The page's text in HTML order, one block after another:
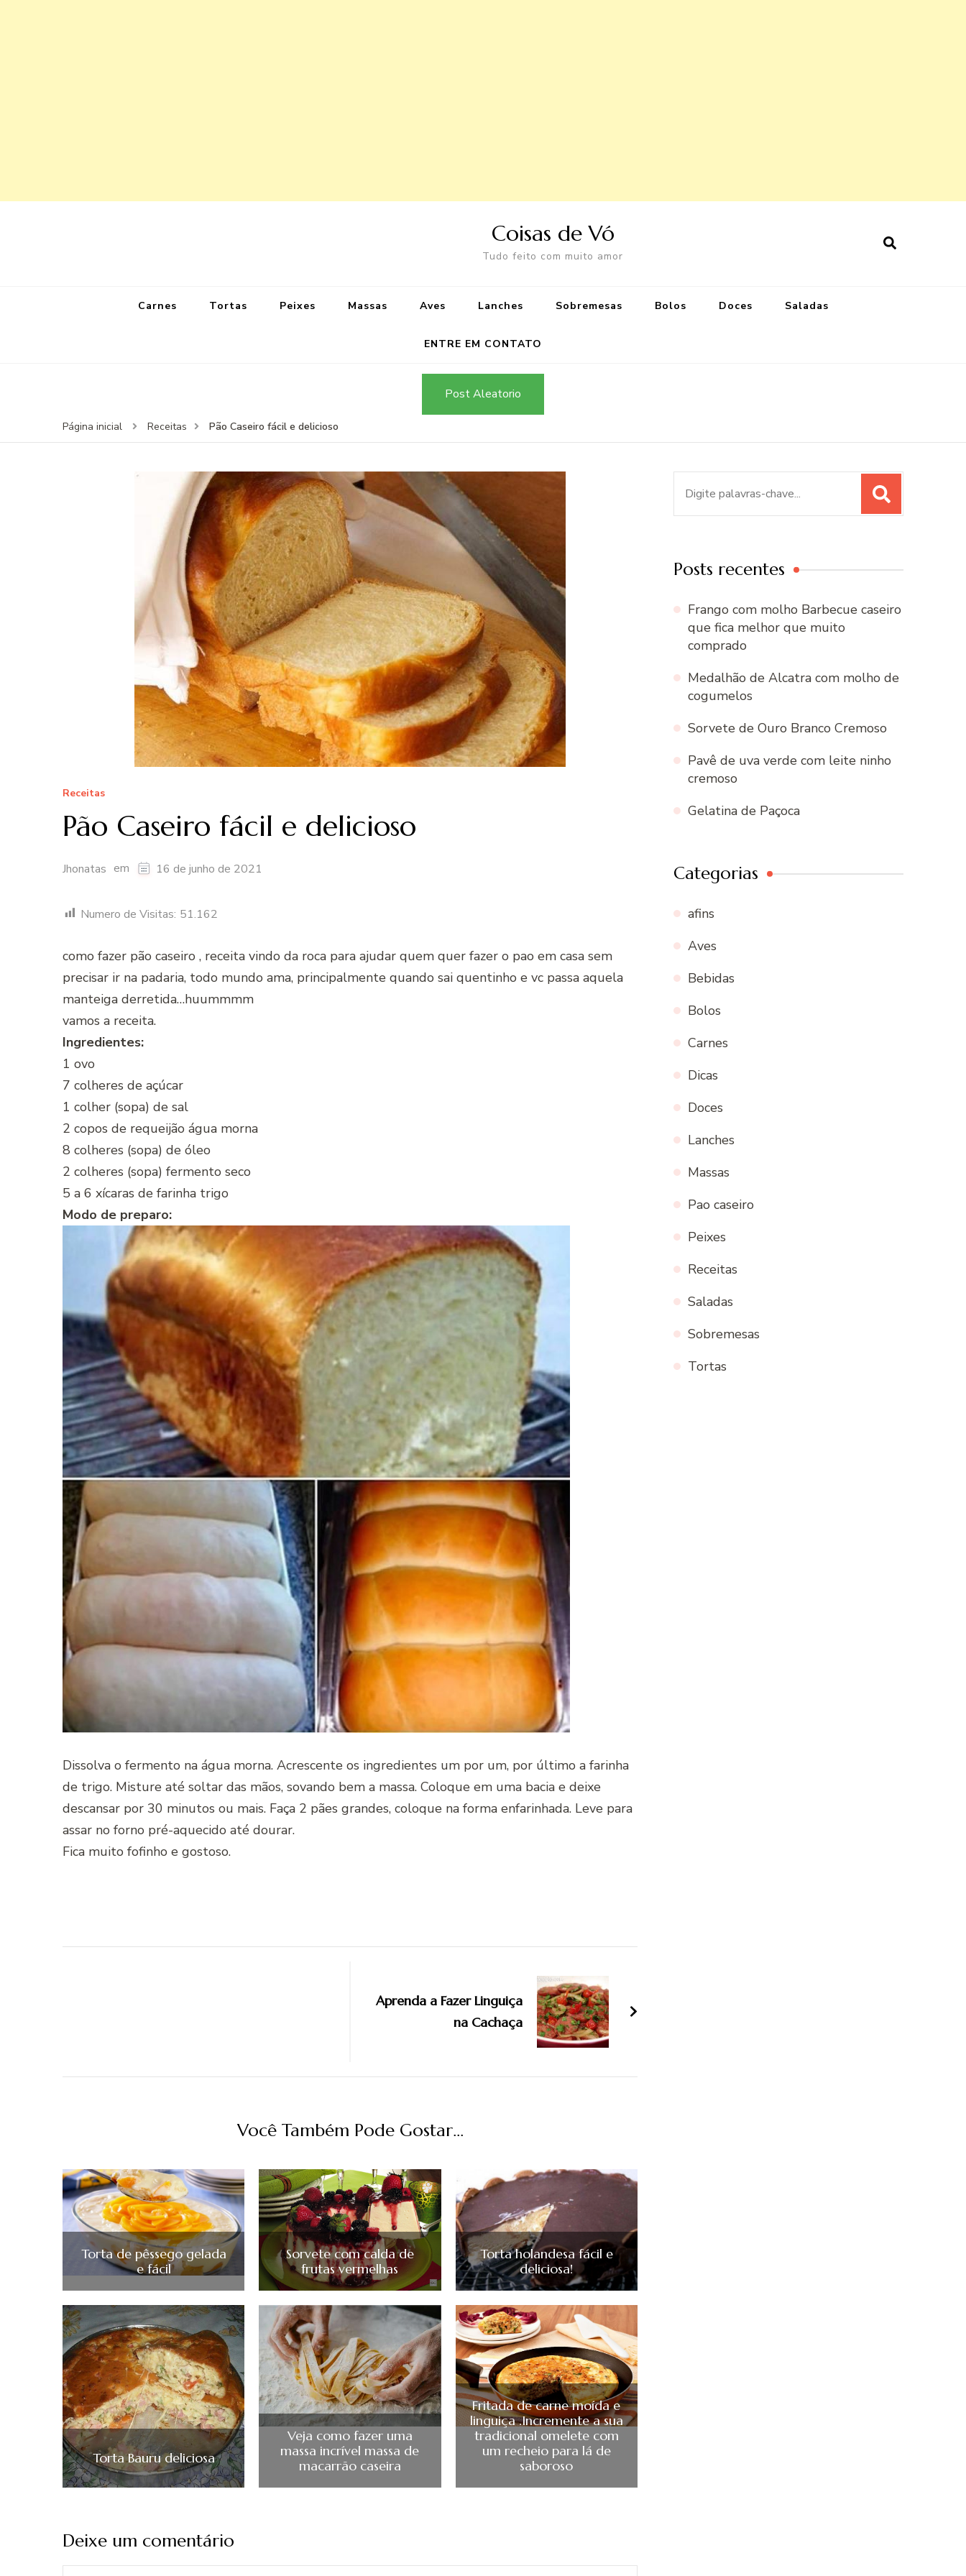
Coisas de Vó
Tudo feito com muito amor
Carnes Tortas Peixes Massas Aves Lanches Sobremesas Bolos Doces Saladas
ENTRE EM CONTATO
Post Aleatorio
Página inicial Receitas Pão Caseiro fácil e delicioso
Receitas
Pão Caseiro fácil e delicioso
Jhonatas em 16 de junho de 2021
Numero de Visitas: 51.162
como fazer pão caseiro , receita vindo da roca para ajudar quem quer fazer o pao em casa sem
precisar ir na padaria, todo mundo ama, principalmente quando sai quentinho e vc passa aquela
manteiga derretida…huummmm
vamos a receita.
Ingredientes:
1 ovo
7 colheres de açúcar
1 colher (sopa) de sal
2 copos de requeijão água morna
8 colheres (sopa) de óleo
2 colheres (sopa) fermento seco
5 a 6 xícaras de farinha trigo
Modo de preparo:
Dissolva o fermento na água morna. Acrescente os ingredientes um por um, por último a farinha
de trigo. Misture até soltar das mãos, sovando bem a massa. Coloque em uma bacia e deixe
descansar por 30 minutos ou mais. Faça 2 pães grandes, coloque na forma enfarinhada. Leve para
assar no forno pré-aquecido até dourar.
Fica muito fofinho e gostoso.
Aprenda a Fazer Linguiça
na Cachaça
Você Também Pode Gostar...
Torta de pêssego gelada
e fácil
Sorvete com calda de
frutas vermelhas
Torta holandesa fácil e
deliciosa!
Torta Bauru deliciosa
Veja como fazer uma
massa incrível massa de
macarrão caseira
Fritada de carne moída e
linguiça .Incremente a sua
tradicional omelete com
um recheio para lá de
saboroso
Deixe um comentário
Posts recentes
Frango com molho Barbecue caseiro
que fica melhor que muito
comprado
Medalhão de Alcatra com molho de
cogumelos
Sorvete de Ouro Branco Cremoso
Pavê de uva verde com leite ninho
cremoso
Gelatina de Paçoca
Categorias
afins
Aves
Bebidas
Bolos
Carnes
Dicas
Doces
Lanches
Massas
Pao caseiro
Peixes
Receitas
Saladas
Sobremesas
Tortas